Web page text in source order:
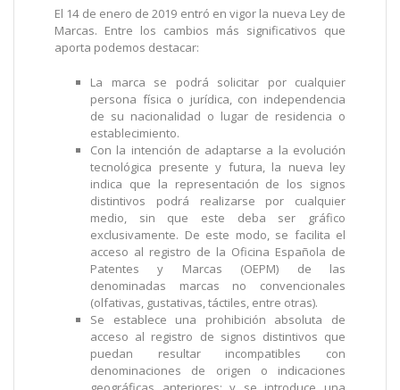
El 14 de enero de 2019 entró en vigor la nueva Ley de
Marcas. Entre los cambios más significativos que
aporta podemos destacar:
La marca se podrá solicitar por cualquier
persona física o jurídica, con independencia
de su nacionalidad o lugar de residencia o
establecimiento.
Con la intención de adaptarse a la evolución
tecnológica presente y futura, la nueva ley
indica que la representación de los signos
distintivos podrá realizarse por cualquier
medio, sin que este deba ser gráfico
exclusivamente. De este modo, se facilita el
acceso al registro de la Oficina Española de
Patentes y Marcas (OEPM) de las
denominadas marcas no convencionales
(olfativas, gustativas, táctiles, entre otras).
Se establece una prohibición absoluta de
acceso al registro de signos distintivos que
puedan resultar incompatibles con
denominaciones de origen o indicaciones